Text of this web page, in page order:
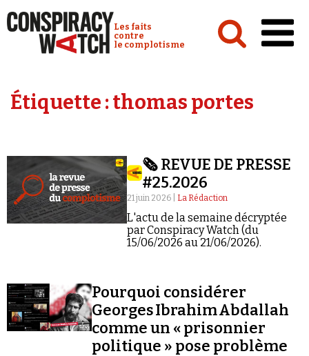
Conspiracy Watch :
Les faits
contre
le complotisme
Analyses
Vidéos
Émissions
Revues de presse
Newsletter
Étiquette :thomas portes
🗞️ REVUE DE PRESSE
#25.2026
21 juin 2026 | La Rédaction
L'actu de la semaine décryptée
par Conspiracy Watch (du
15/06/2026 au 21/06/2026).
Pourquoi considérer
Georges Ibrahim Abdallah
comme un « prisonnier
politique » pose problème